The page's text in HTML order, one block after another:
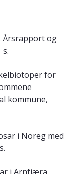
Årsrapport og
for
kommune,
i Noreg med